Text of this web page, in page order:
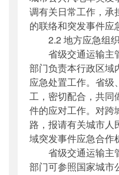
调有关日常工作，承
的联络和突发事件应
2.2 地方应急组
省级交通运输主
部门负责本行政区域
应急处置工作。省级
工，密切配合，共同
件的应对工作。对跨
路，报请有关城市人
域突发事件应急合作
省级交通运输主
部门可参照国家城市